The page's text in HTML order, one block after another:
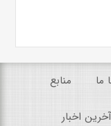
ما منابع
آخرین اخبار